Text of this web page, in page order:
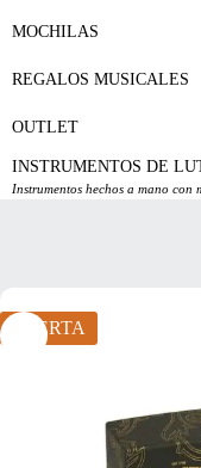
MOCHILAS
REGALOS MUSICALES
OUTLET
INSTRUMENTOS DE
Instrumentos hechos a mano con
OFERTA